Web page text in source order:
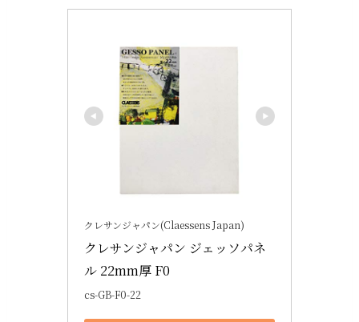
クレサンジャパン(Claessens Japan)
クレサンジャパン ジェッソパネ
ル 22mm厚 F0
cs-GB-F0-22